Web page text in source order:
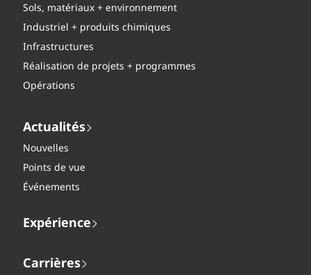
Sols, matériaux + environnement
Industriel + produits chimiques
Infrastructures
Réalisation de projets + programmes
Opérations
Actualités
Nouvelles
Points de vue
Événements
Expérience
Carrières